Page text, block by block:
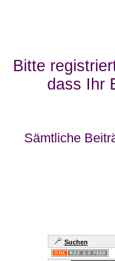
Bitte
dass Ihr
Sämtliche
Suchen